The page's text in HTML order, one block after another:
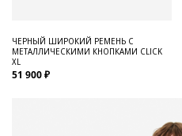
ЧЕРНЫЙ ШИРОКИЙ РЕМЕНЬ С
МЕТАЛЛИЧЕСКИМИ КНОПКАМИ CLICK
XL
51 900 ₽